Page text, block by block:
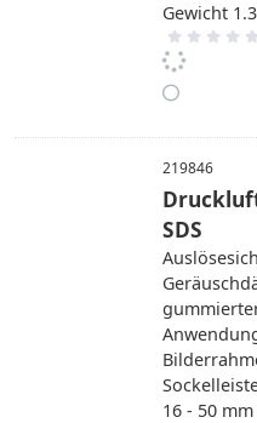
Gewicht
219846
SDS
16 - 50